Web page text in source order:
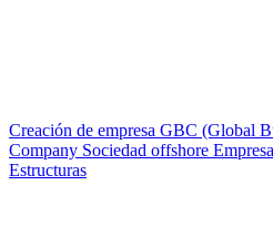
Creación de empresa GBC (Global
Company Sociedad offshore
Estructuras